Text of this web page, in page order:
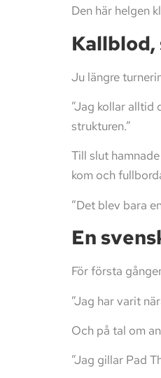
Den här helgen
Ju längre
”Jag kollar alltid
strukturen.”
Till slut
kom och
”Det blev bara
En
För första
”Jag har varit
Och på tal om
”Jag gillar Pad